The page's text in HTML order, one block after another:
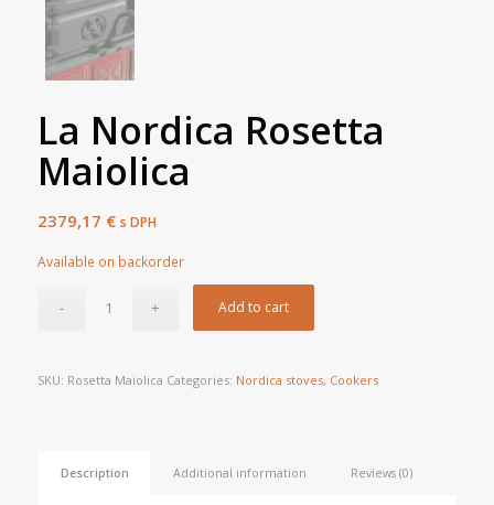
La Nordica Rosetta
Maiolica
2379,17 € s DPH
Available on backorder
Add to cart
SKU: Rosetta Maiolica Categories: Nordica stoves, Cookers
Description Additional information Reviews (0)